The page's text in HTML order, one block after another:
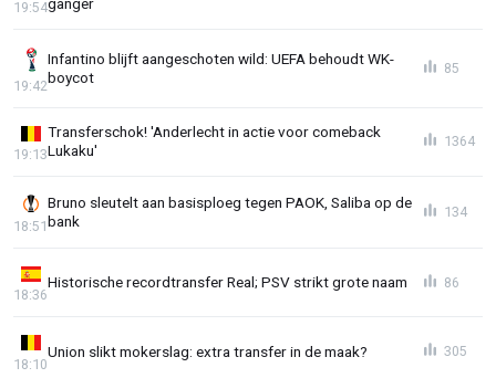
19:54
Infantino blijft aangeschoten wild: UEFA behoudt WK-
boycot
19:42
85
Transferschok! 'Anderlecht in actie voor comeback
Lukaku'
19:13
1364
Bruno sleutelt aan basisploeg tegen PAOK, Saliba op de
bank
18:51
134
Historische recordtransfer Real; PSV strikt grote naam
18:36
86
Union slikt mokerslag: extra transfer in de maak?
18:10
305